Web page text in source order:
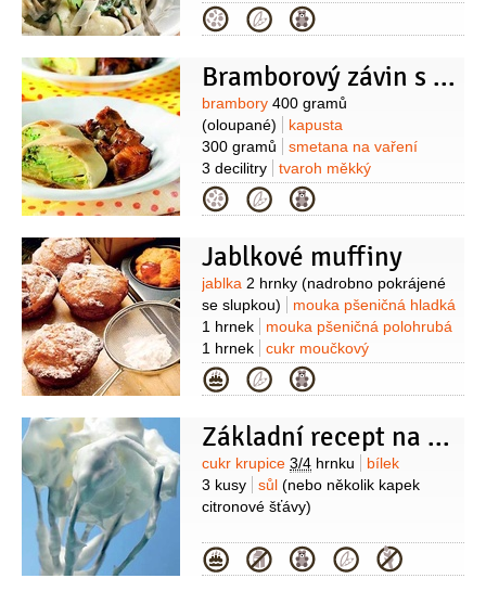
200 gramů
rukola
Parmezán40 gramů
vejce
3 lžíce
Kategorie
Bramborový závin s kapustou
Suroviny
brambory 400 gramů
(oloupané)
kapusta
300 gramů
smetana na vaření
3 decilitry
tvaroh měkký
200 gramů
mouka pšeničná
polohrubá200 gramů
máslo
2 stroužky
pažitka 1 lžička
(nakrájená)
Kategorie
Jablkové muffiny
Suroviny
jablka 2 hrnky (nadrobno pokrájené
se slupkou)
mouka pšeničná hladká
1 hrnek
mouka pšeničná polohrubá
1 hrnek
cukr moučkový
1/2hrnku olej3/4
1/2hrnku ořechy vlašské1/2hrnku
semínka)
mléko1/4hrnku
vejce
2 kusy
Kategorie
Základní recept na sněhovou hmotu
Suroviny
cukr krupice 3/4 hrnku
bílek
3 kusy
sůl (nebo několik kapek
citronové šťávy)
Kategorie